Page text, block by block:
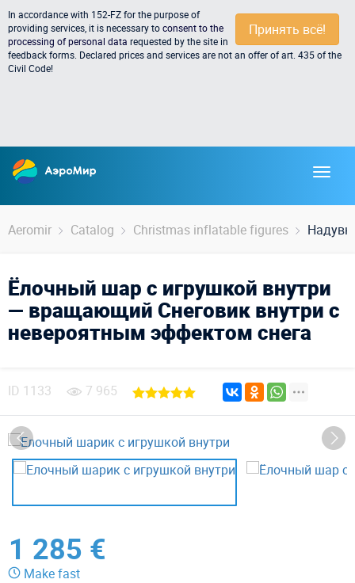
Принять всё!
In accordance with 152-FZ for the purpose of
providing services, it is necessary toconsent to the
processing of personal data requested by the site in
feedback forms. Declared prices and services are not an offer of art. 435 of the
Civil Code!
Aeromir Catalog Christmas inflatable figures
Ёлочный шар с игрушкой внутри
— вращающий Снеговик внутри с
невероятным эффектом снега
ID 1133 7 965
1 285 €
Make fast